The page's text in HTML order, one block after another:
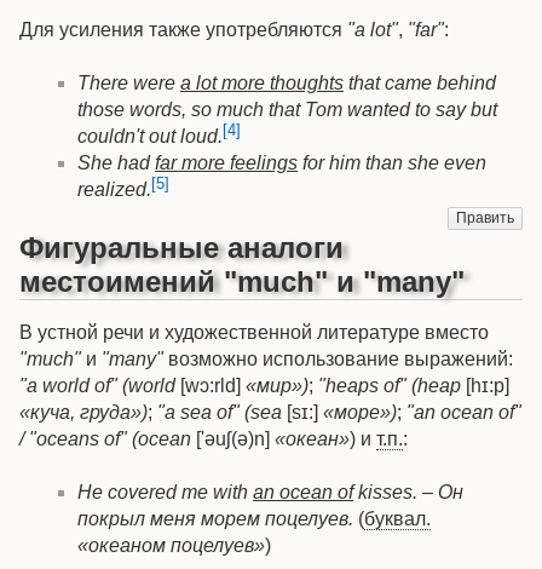
Для усиления также употребляются "a lot", "far":
There were a lot more thoughts that came behind
those words, so much that Tom wanted to say but
couldn't out loud. [4]
She hadfar more feelings for him than she even
realized. [5]
Править
Фигуральные аналоги
местоимений "much" и "many"
В устной речи и художественной литературе вместо
"much"и "many"возможно использование выражений:
"a world of" (world[wɔ:rld] «мир»); "heaps of" (heap [hɪ:p]
«куча, груда»); "a sea of" (sea [sɪ:] «море»); "an ocean of"
/ "oceans of" (ocean ['əuʃ(ə)n] «океан») и т.п.:
He covered me with an ocean ofkisses. – Он
покрыл меня морем поцелуев. (буквал.
«океаном поцелуев»)